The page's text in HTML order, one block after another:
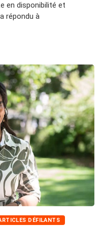
en disponibilité et
répondu à
DÉFILANTS